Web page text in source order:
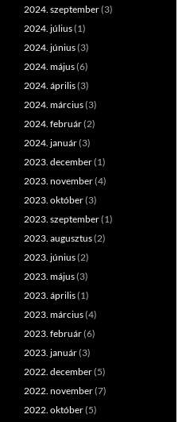
2024. szeptember(3)
2024. július(1)
2024. június(3)
2024. május(6)
2024. április(3)
2024. március(3)
2024. február(2)
2024. január(3)
2023. december(1)
2023. november(4)
2023. október(3)
2023. szeptember(1)
2023. augusztus(2)
2023. június(2)
2023. május(3)
2023. április(1)
2023. március(4)
2023. február(6)
2023. január(3)
2022. december(5)
2022. november(7)
2022. október(5)